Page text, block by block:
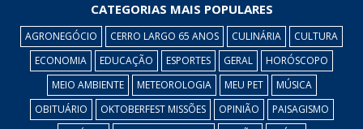
CATEGORIAS MAIS POPULARES
AGRONEGÓCIO CERRO LARGO 65 ANOS CULINÁRIA
CULTURA
ECONOMIA
EDUCAÇÃO ESPORTES GERAL
HORÓSCOPO
MEIO AMBIENTE
METEOROLOGIA MEU PET
MÚSICA
OBITUÁRIO
OKTOBERFEST MISSÕES OPINIÃO
PAISAGISMO